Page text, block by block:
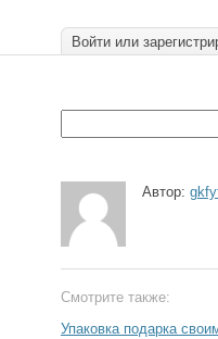
Войти или
Автор:
Смотрите также:
Упаковка подарка